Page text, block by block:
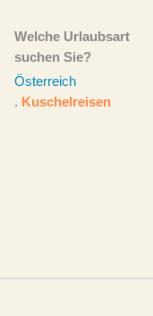
Welche Urlaubsart
suchen Sie?
Österreich
. Kuschelreisen